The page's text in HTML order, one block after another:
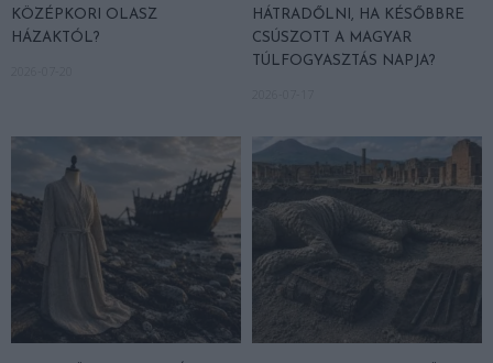
KÖZÉPKORI OLASZ
HÁZAKTÓL?
HÁTRADŐLNI, HA KÉSŐBBRE
CSÚSZOTT A MAGYAR
TÚLFOGYASZTÁS NAPJA?